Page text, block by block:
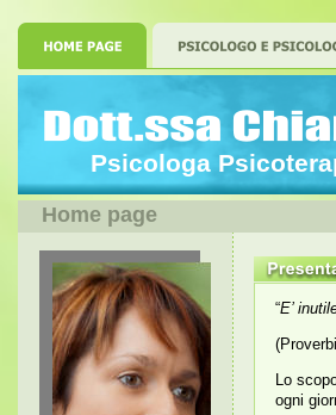
Psicologa
Home page
“E’
Lo
ogni